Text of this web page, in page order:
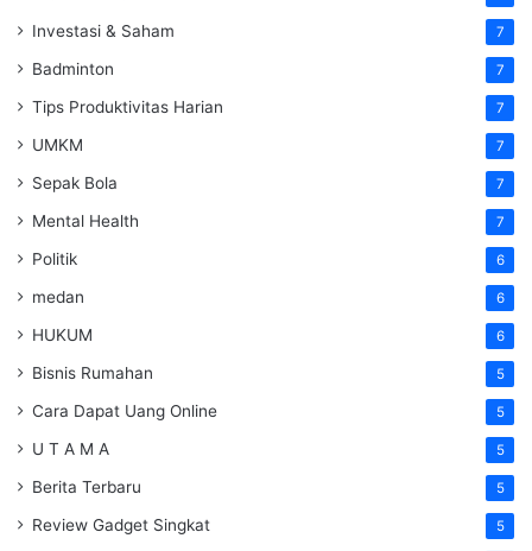
Investasi & Saham 7
Badminton 7
Tips Produktivitas Harian 7
UMKM 7
Sepak Bola 7
Mental Health 7
Politik 6
medan 6
HUKUM 6
Bisnis Rumahan 5
Cara Dapat Uang Online 5
U T A M A 5
Berita Terbaru 5
Review Gadget Singkat 5